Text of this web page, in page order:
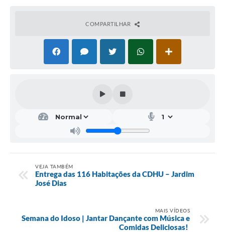
COMPARTILHAR
VEJA TAMBÉM
Entrega das 116 Habitações da CDHU – Jardim
José Dias
MAIS VÍDEOS
Semana do Idoso | Jantar Dançante com Música e
Comidas Deliciosas! ️